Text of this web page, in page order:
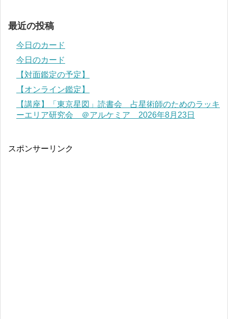
最近の投稿
今日のカード
今日のカード
【対面鑑定の予定】
【オンライン鑑定】
【講座】「東京星図」読書会 占星術師のためのラッキ
ーエリア研究会 ＠アルケミア 2026年8月23日
スポンサーリンク